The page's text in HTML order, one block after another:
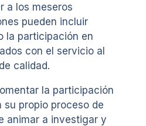
a los meseros
pueden incluir
la participación en
con el servicio al
calidad.
la participación
propio proceso de
animar a investigar y